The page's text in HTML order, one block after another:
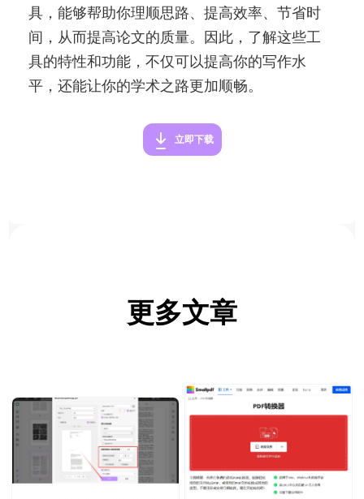
具，能够帮助你理顺思路、提高效率、节省时
间，从而提高论文的质量。因此，了解这些工
具的特性和功能，不仅可以提高你的写作水
平，还能让你的学术之路更加顺畅。
立即下载
更多文章